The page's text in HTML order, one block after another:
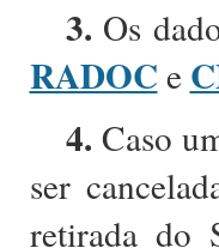
3. Os
RADOC e
4. Caso
ser
retirada do